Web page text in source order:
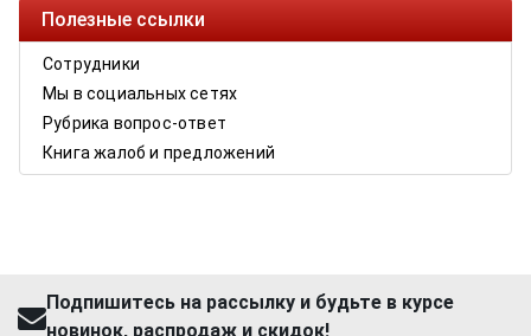
Полезные ссылки
Сотрудники
Мы в социальных сетях
Рубрика вопрос-ответ
Книга жалоб и предложений
Подпишитесь на рассылку и будьте в курсе
новинок, распродаж и скидок!